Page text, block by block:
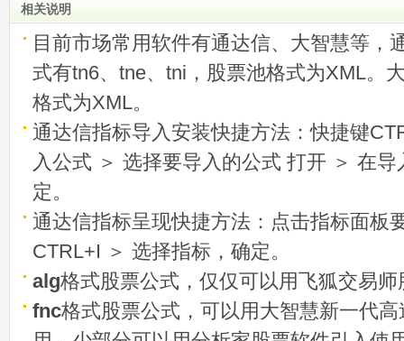
相关说明
目前市场常用软件有通达信、大智慧等，
式有tn6、tne、tni，股票池格式为XML。
格式为XML。
通达信指标导入安装快捷方法：快捷键
入公式 ＞ 选择要导入的公式 打开 ＞ 在
定。
通达信指标呈现快捷方法：点击指标面板
CTRL+I ＞ 选择指标，确定。
alg格式股票公式，仅仅可以用飞狐交易
fnc格式股票公式，可以用大智慧新一代